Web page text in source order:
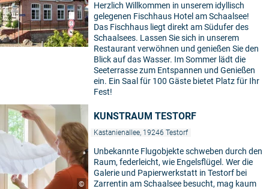
Herzlich Willkommen in unserem idyllisch
gelegenen Fischhaus Hotel am Schaalsee!
Das Fischhaus liegt direkt am Südufer des
Schaalsees. Lassen Sie sich in unserem
Restaurant verwöhnen und genießen Sie den
Blick auf das Wasser. Im Sommer lädt die
Seeterrasse zum Entspannen und Genießen
ein. Ein Saal für 100 Gäste bietet Platz für Ihr
Fest!
©
KUNSTRAUM TESTORF
Kastanienallee, 19246 Testorf
Unbekannte Flugobjekte schweben durch den
Raum, federleicht, wie Engelsflügel. Wer die
Galerie und Papierwerkstatt in Testorf bei
Zarrentin am Schaalsee besucht, mag kaum